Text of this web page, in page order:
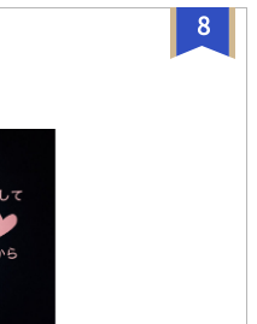
8